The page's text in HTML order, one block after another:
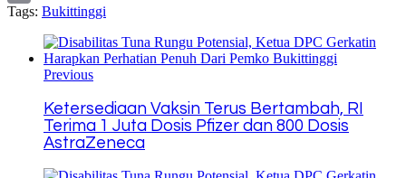
Copy
Tags: Bukittinggi
Previous
Ketersediaan Vaksin Terus Bertambah, RI
Terima 1 Juta Dosis Pfizer dan 800 Dosis
AstraZeneca